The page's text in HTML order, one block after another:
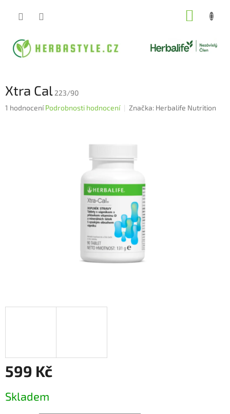
Xtra Cal223/90
Průměrné
1 hodnocení Podrobnosti hodnocení Značka: Herbalife Nutrition
599 Kč
cena:
Skladem